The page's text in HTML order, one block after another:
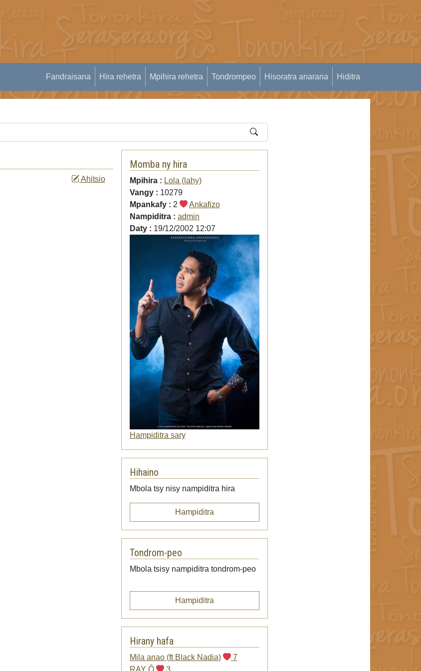
Fandraisana Hira rehetra Mpihira rehetra Tondrompeo Hisoratra anarana Hiditra
Ahitsio
Momba ny hira
Mpihira : Lola (lahy)
Vangy : 10279
Mpankafy : 2
Ankafizo
Nampiditra : admin
Daty : 19/12/2002 12:07
Hampiditra sary
Hihaino
Mbola tsy nisy nampiditra hira
Hampiditra
Tondrom-peo
Mbola tsisy nampiditra tondrom-peo
Hampiditra
Hirany hafa
Mila anao (ft Black Nadia)
7
RAY Ô
3